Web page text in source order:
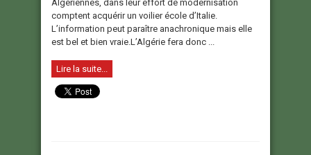
Algériennes, dans leur effort de modernisation
comptent acquérir un voilier école d’Italie.
L’information peut paraître anachronique mais elle
est bel et bien vraie.L’Algérie fera donc ...
Lire la suite...